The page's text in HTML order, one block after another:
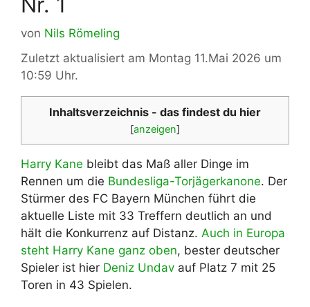
von Nils Römeling
Zuletzt aktualisiert am Montag 11.Mai 2026 um
10:59 Uhr.
Inhaltsverzeichnis - das findest du hier
[anzeigen]
Harry Kane bleibt das Maß aller Dinge im
Rennen um die Bundesliga-Torjägerkanone. Der
Stürmer des FC Bayern München führt die
aktuelle Liste mit 33 Treffern deutlich an und
hält die Konkurrenz auf Distanz. Auch in Europa
steht Harry Kane ganz oben, bester deutscher
Spieler ist hier Deniz Undav auf Platz 7 mit 25
Toren in 43 Spielen.